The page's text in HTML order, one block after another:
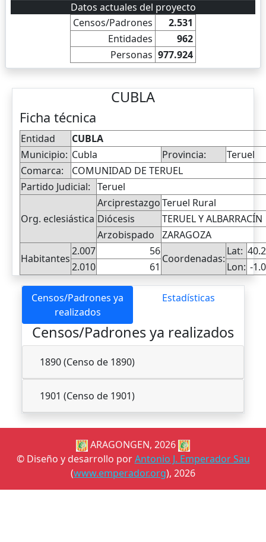
Datos actuales del proyecto
Censos/Padrones
2.531
Entidades
962
Personas 977.924
CUBLA
Ficha técnica
Entidad
CUBLA
Municipio: Cubla Provincia:
Teruel
Comarca:
COMUNIDAD DE TERUEL
Partido Judicial: Teruel
Org. eclesiástica
ArciprestazgoTeruel Rural
Diócesis
TERUEL Y ALBARRACÍN
Arzobispado
ZARAGOZA
Habitantes
2.007 56
Coordenadas:
Lat:
2.010
61 Lon: -
Censos/Padrones ya
realizados
Estadísticas
Censos/Padrones ya realizados
1890 (Censo de 1890)
1901 (Censo de 1901)
ARAGONGEN, 2026
© Diseño y desarrollo porAntonio J. Emperador Sau
(www.emperador.org), 2026